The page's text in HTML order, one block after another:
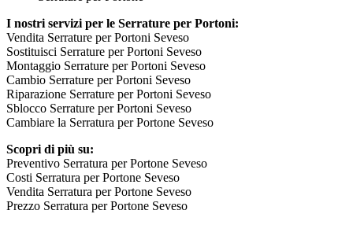
I nostri servizi per le Serrature per Portoni:
Vendita Serrature per Portoni Seveso
Sostituisci Serrature per Portoni Seveso
Montaggio Serrature per Portoni Seveso
Cambio Serrature per Portoni Seveso
Riparazione Serrature per Portoni Seveso
Sblocco Serrature per Portoni Seveso
Cambiare la Serratura per Portone Seveso
Scopri di più su:
Preventivo Serratura per Portone Seveso
Costi Serratura per Portone Seveso
Vendita Serratura per Portone Seveso
Prezzo Serratura per Portone Seveso